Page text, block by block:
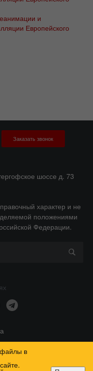
Заказать звонок
шоссе д. 73
характер и не
положениями
Федерации.
файлы в